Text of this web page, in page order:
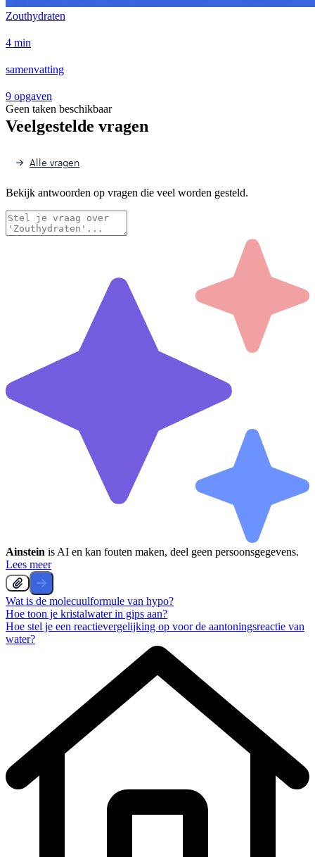
Zouthydraten
4 min
samenvatting
9 opgaven
Geen taken beschikbaar
Veelgestelde vragen
Alle vragen
Bekijk antwoorden op vragen die veel worden gesteld.
Ainstein is AI en kan fouten maken, deel geen persoonsgegevens.
Lees meer
Wat is de molecuulformule van hypo?
Hoe toon je kristalwater in gips aan?
Hoe stel je een reactievergelijking op voor de aantoningsreactie van
water?